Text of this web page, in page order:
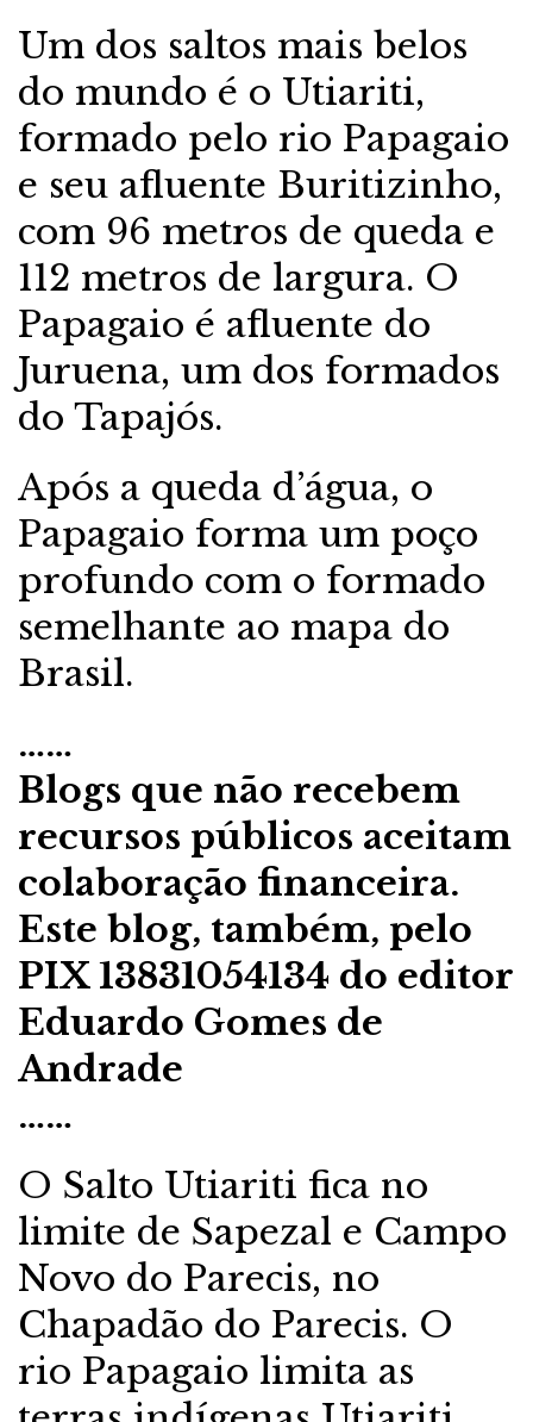
Um dos saltos mais belos
do mundo é o Utiariti,
formado pelo rio Papagaio
e seu afluente Buritizinho,
com 96 metros de queda e
112 metros de largura. O
Papagaio é afluente do
Juruena, um dos formados
do Tapajós.
Após a queda d’água, o
Papagaio forma um poço
profundo com o formado
semelhante ao mapa do
Brasil.
……
Blogs que não recebem
recursos públicos aceitam
colaboração financeira.
Este blog, também, pelo
PIX 13831054134 do editor
Eduardo Gomes de
Andrade
……
O Salto Utiariti fica no
limite de Sapezal e Campo
Novo do Parecis, no
Chapadão do Parecis. O
rio Papagaio limita as